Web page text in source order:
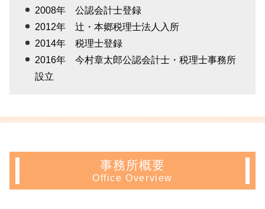
2008年 公認会計士登録
2012年 辻・本郷税理士法人入所
2014年 税理士登録
2016年 今村章太郎公認会計士・税理士事務所
設立
事務所概要
Office Overview